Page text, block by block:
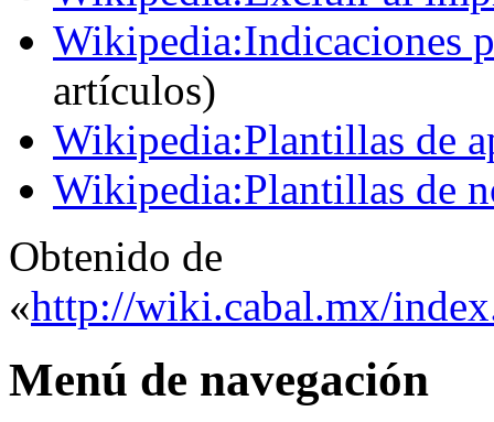
Wikipedia:Indicaciones
artículos)
Wikipedia:Plantillas de
Wikipedia:Plantillas de
Obtenido de
«http://wiki.cabal.mx/
Menú de navegación